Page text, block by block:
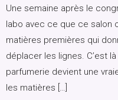
Une semaine après le
labo avec ce que ce salon
matières premières qui
déplacer les lignes. C’est
parfumerie devient une
les matières […]